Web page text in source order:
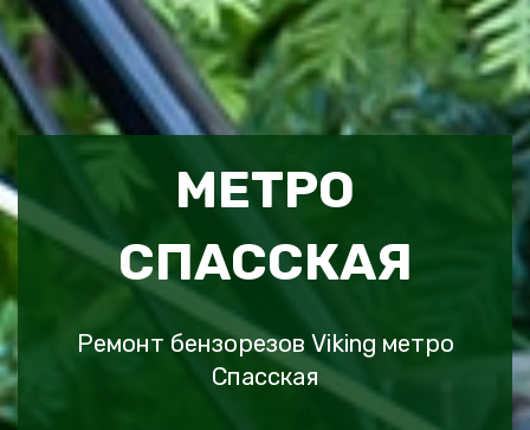
МЕТРО
СПАССКАЯ
Ремонт бензорезов Viking метро
Спасская